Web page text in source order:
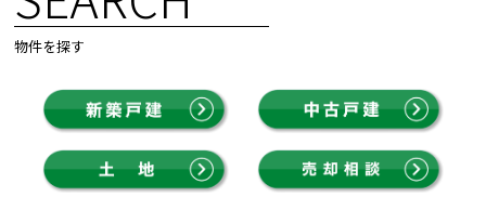
物件を探す